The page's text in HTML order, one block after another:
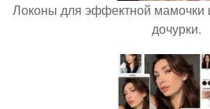
Локоны для эффектной мамочки
дочурки.